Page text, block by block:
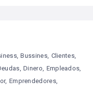
Bussines Clientes
Dinero Empleados
Emprendedores